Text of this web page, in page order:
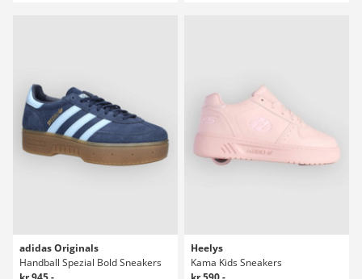
adidas Originals
Handball Spezial Bold Sneakers
Heelys
Kama Kids Sneakers